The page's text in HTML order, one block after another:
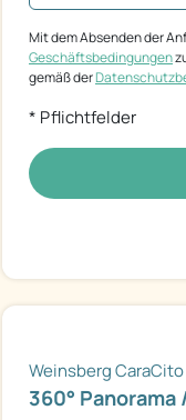
Mit dem Absenden der
Geschäftsbedingungen
gemäß der
* Pflichtfelder
Weinsberg CaraCito
360°